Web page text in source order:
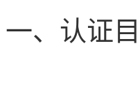
一、认证